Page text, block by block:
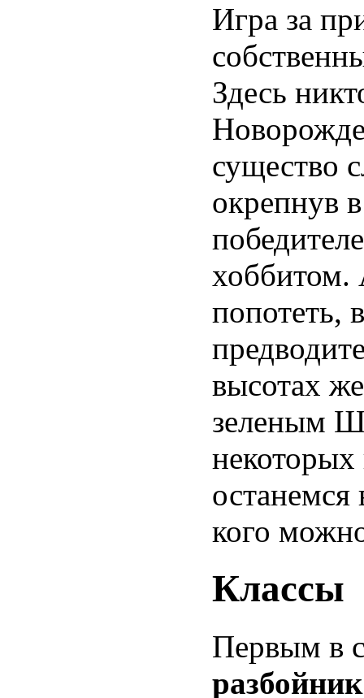
Игра за
Здесь
существо
окрепнув
хоббитом.
попотеть,
высотах
зеленым
останемся
кого
Классы
Первым в
разбойник